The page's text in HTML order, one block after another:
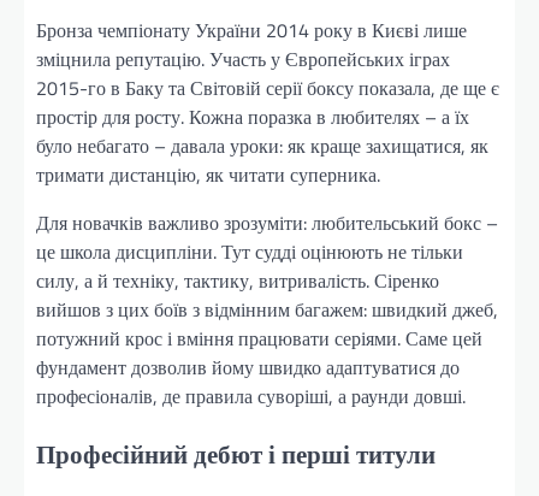
Бронза чемпіонату України 2014 року в Києві лише
зміцнила репутацію. Участь у Європейських іграх
2015-го в Баку та Світовій серії боксу показала, де ще є
простір для росту. Кожна поразка в любителях – а їх
було небагато – давала уроки: як краще захищатися, як
тримати дистанцію, як читати суперника.
Для новачків важливо зрозуміти: любительський бокс –
це школа дисципліни. Тут судді оцінюють не тільки
силу, а й техніку, тактику, витривалість. Сіренко
вийшов з цих боїв з відмінним багажем: швидкий джеб,
потужний крос і вміння працювати серіями. Саме цей
фундамент дозволив йому швидко адаптуватися до
професіоналів, де правила суворіші, а раунди довші.
Професійний дебют і перші титули